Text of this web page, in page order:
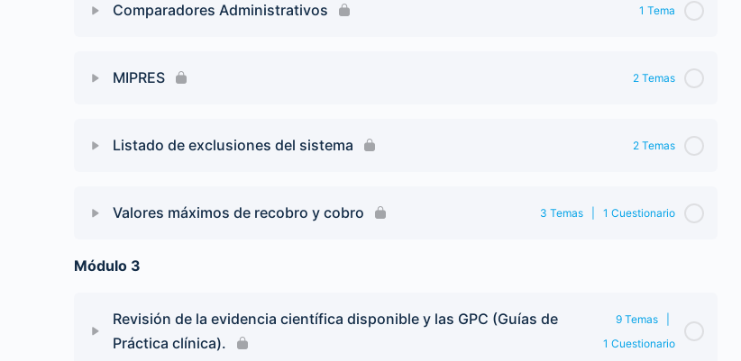
Comparadores Administrativos 1 Tema
MIPRES 2 Temas
Listado de exclusiones del sistema 2 Temas
Valores máximos de recobro y cobro 3 Temas 1 Cuestionario
Módulo 3
Revisión de la evidencia científica disponible y las GPC (Guías de
Práctica clínica).
9 Temas
1 Cuestionario